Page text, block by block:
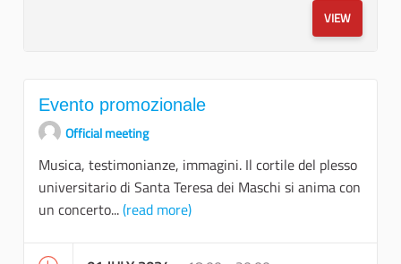
VIEW
Evento promozionale
Official meeting
Musica, testimonianze, immagini. Il cortile del plesso
universitario di Santa Teresa dei Maschi si anima con
un concerto...(read more)